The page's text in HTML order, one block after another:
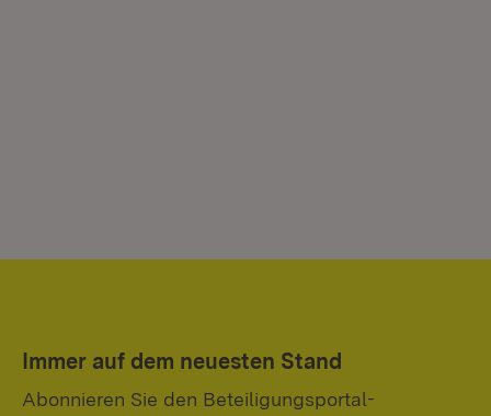
Immer auf dem neuesten Stand
Abonnieren Sie den Beteiligungsportal-